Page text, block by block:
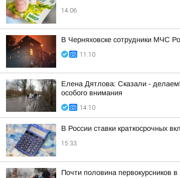
14:06
В Черняховске сотрудники МЧС
11:10
Елена Дятлова: Сказали -
особого внимания
14:10
В России ставки краткосрочных
15:33
Почти половина первокурсников